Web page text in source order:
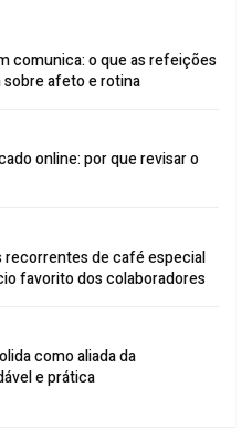
comunica: o que as refeições
afeto e rotina
online: por que revisar o
recorrentes de café especial
favorito dos colaboradores
como aliada da
e prática